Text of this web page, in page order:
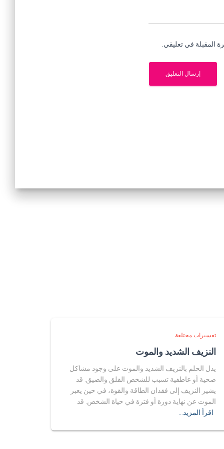
المقبلة في تعليقي.
تفسيرات مختلفة
النزيف الشديد والموت
يدل الحلم بالنزيف الشديد والموت على وجود مشاكل
صحية أو عاطفية تسبب للشخص القلق والضيق. قد
يشير النزيف إلى فقدان الطاقة والقوة، في حين يعبر
الموت عن نهاية دورة أو فترة في حياة الشخص. قد
اقرأ المزيد…